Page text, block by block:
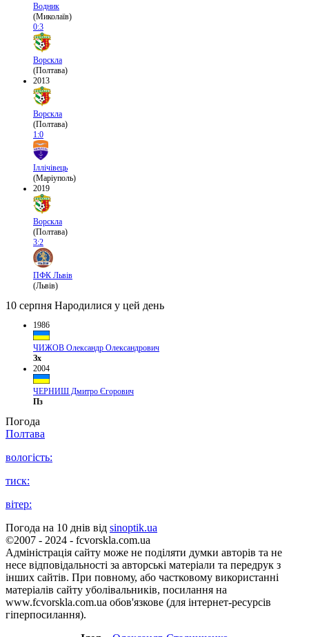
Водник
(Миколаїв)
0:3
Ворскла
(Полтава)
2013
Ворскла
(Полтава)
1:0
Іллічівець
(Маріуполь)
2019
Ворскла
(Полтава)
3:2
ПФК Львів
(Львів)
10 серпня Народилися у цей день
1986
ЧИЖОВ Олександр Олександрович
Зх
2004
ЧЕРНИШ Дмитро Єгорович
Пз
Погода
Полтава
вологість:
тиск:
вітер:
Погода на 10 днів від sinoptik.ua
©2007 - 2024 - fcvorskla.com.ua
Адміністрація сайту може не поділяти думки авторів та не
несе відповідальності за авторські матеріали та передрук з
інших сайтів. При повному, або частковому використанні
матеріалів сайту уболівальників, посилання на
www.fcvorskla.com.ua обов'язкове (для інтернет-ресурсів
гіперпосилання).